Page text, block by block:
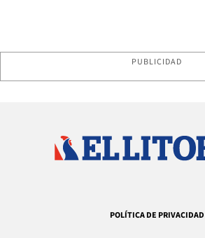
PUBLICIDAD
POLÍTICA DE PRIVACIDAD